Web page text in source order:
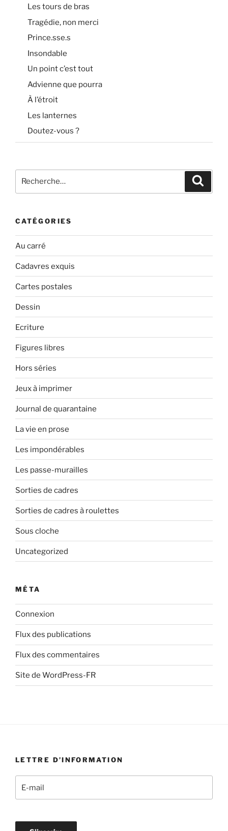
Les tours de bras
Tragédie, non merci
Prince.sse.s
Insondable
Un point c’est tout
Advienne que pourra
À l’étroit
Les lanternes
Doutez-vous ?
pour
CATÉGORIES
Au carré
Cadavres exquis
Cartes postales
Dessin
Ecriture
Figures libres
Hors séries
Jeux à imprimer
Journal de quarantaine
La vie en prose
Les impondérables
Les passe-murailles
Sorties de cadres
Sorties de cadres à roulettes
Sous cloche
Uncategorized
MÉTA
Connexion
Flux des publications
Flux des commentaires
Site de WordPress-FR
LETTRE D’INFORMATION